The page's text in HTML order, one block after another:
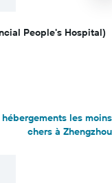
People's Hospital)
les moins
chers à Zhengzhou